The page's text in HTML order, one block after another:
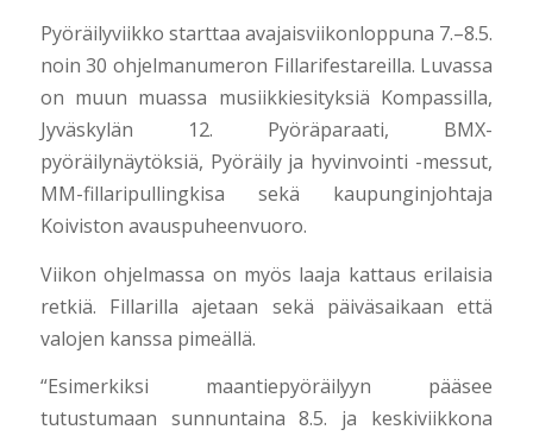
Pyöräilyviikko starttaa avajaisviikonloppuna 7.–8.5.
noin 30 ohjelmanumeron Fillarifestareilla. Luvassa
on muun muassa musiikkiesityksiä Kompassilla,
Jyväskylän 12. Pyöräparaati, BMX-
pyöräilynäytöksiä, Pyöräily ja hyvinvointi -messut,
MM-fillaripullingkisa sekä kaupunginjohtaja
Koiviston avauspuheenvuoro.
Viikon ohjelmassa on myös laaja kattaus erilaisia
retkiä. Fillarilla ajetaan sekä päiväsaikaan että
valojen kanssa pimeällä.
“Esimerkiksi maantiepyöräilyyn pääsee
tutustumaan sunnuntaina 8.5. ja keskiviikkona